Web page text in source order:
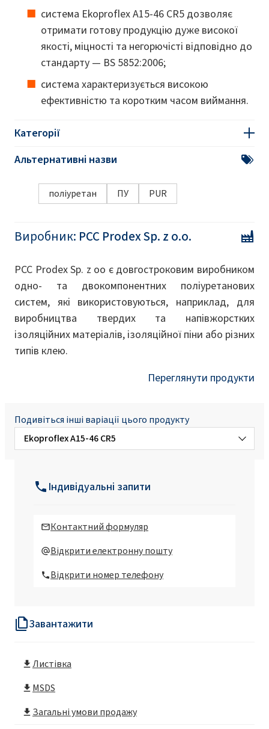
Завантажити
Листівка
MSDS
Загальні умови продажу
система Ekoproflex A15-46 CR5 дозволяє
отримати готову продукцію дуже високої
якості, міцності та негорючісті відповідно до
стандарту — BS 5852:2006;
система характеризується високою
ефективністю та коротким часом виймання.
Категорії
Альтернативні назви
поліуретан ПУ PUR
Виробник: PCC Prodex Sp. z o.o.
PCC Prodex Sp. z oo є довгостроковим виробником
одно- та двокомпонентних поліуретанових
систем, які використовуються, наприклад, для
виробництва твердих та напівжорстких
ізоляційних матеріалів, ізоляційної піни або різних
типів клею.
Переглянути продукти
Подивіться інші варіації цього продукту
Ekoproflex А15-46 CR5
Індивідуальні запити
Контактний формуляр
Відкрити електронну пошту
Відкрити номер телефону